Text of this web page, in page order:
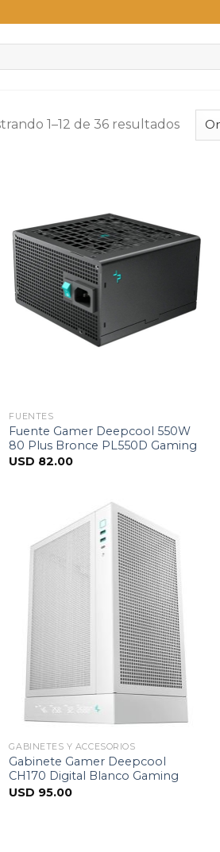
1–12 de 36 resultados
FUENTES
Fuente Gamer Deepcool 550W
80 Plus Bronce PL550D Gaming
USD 82.00
GABINETES Y ACCESORIOS
Gabinete Gamer Deepcool
CH170 Digital Blanco Gaming
USD 95.00